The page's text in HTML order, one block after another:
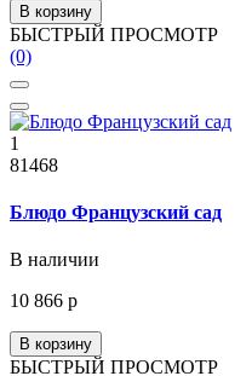
В корзину
БЫСТРЫЙ ПРОСМОТР
(0)
1
81468
Блюдо Французский сад
В наличии
10 866 р
В корзину
БЫСТРЫЙ ПРОСМОТР